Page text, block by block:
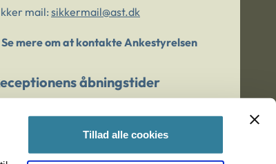
Tillad alle cookies
mail: sikkermail@ast.dk
Se mere om at kontakte Ankestyrelsen
åbningstider